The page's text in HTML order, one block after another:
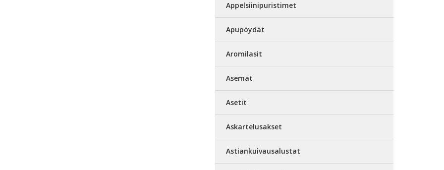
Appelsiinipuristimet
Apupöydät
Aromilasit
Asemat
Asetit
Askartelusakset
Astiankuivausalustat